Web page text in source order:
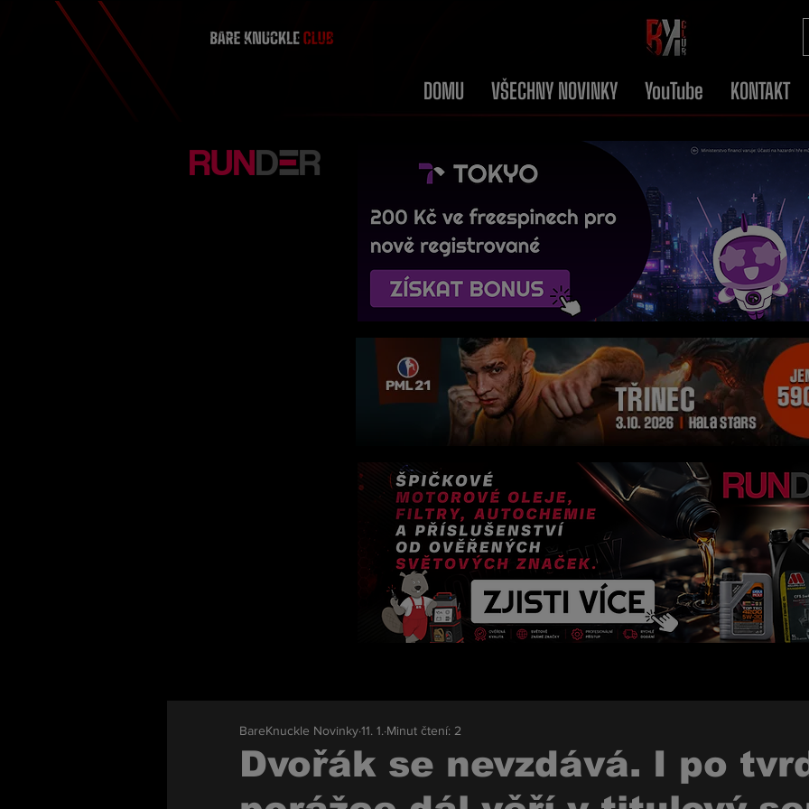
DOMU VŠECHNY NOVINKY YouTube KONTAKT
Dvořák se nevzdává. I po
BareKnuckle Novinky11. 1. Minut čtení: 2